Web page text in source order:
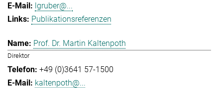
lgruber@...
Publikationsreferenzen
Prof. Dr. Martin Kaltenpoth
Direktor
+49 (0)3641 57-1500
kaltenpoth@...